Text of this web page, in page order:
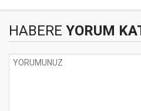
HABERE YORUM